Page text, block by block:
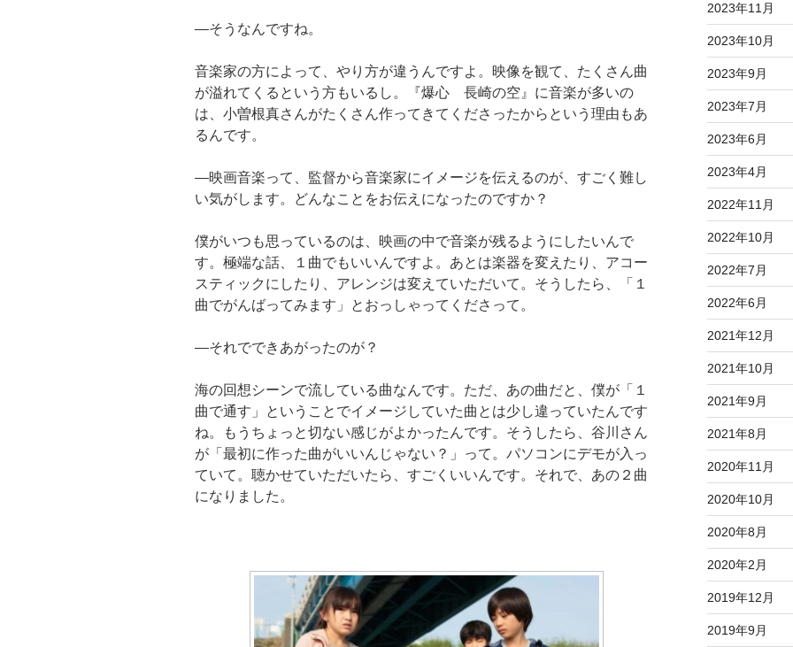
―そうなんですね。
音楽家の方によって、やり方が違うんですよ。映像を観て、たくさん曲
が溢れてくるという方もいるし。『爆心 長崎の空』に音楽が多いの
は、小曽根真さんがたくさん作ってきてくださったからという理由もあ
るんです。
―映画音楽って、監督から音楽家にイメージを伝えるのが、すごく難し
い気がします。どんなことをお伝えになったのですか？
僕がいつも思っているのは、映画の中で音楽が残るようにしたいんで
す。極端な話、１曲でもいいんですよ。あとは楽器を変えたり、アコー
スティックにしたり、アレンジは変えていただいて。そうしたら、「１
曲でがんばってみます」とおっしゃってくださって。
―それでできあがったのが？
海の回想シーンで流している曲なんです。ただ、あの曲だと、僕が「１
曲で通す」ということでイメージしていた曲とは少し違っていたんです
ね。もうちょっと切ない感じがよかったんです。そうしたら、谷川さん
が「最初に作った曲がいいんじゃない？」って。パソコンにデモが入っ
ていて。聴かせていただいたら、すごくいいんです。それで、あの２曲
になりました。
2023年11月
2023年10月
2023年9月
2023年7月
2023年6月
2023年4月
2022年11月
2022年10月
2022年7月
2022年6月
2021年12月
2021年10月
2021年9月
2021年8月
2020年11月
2020年10月
2020年8月
2020年2月
2019年12月
2019年9月